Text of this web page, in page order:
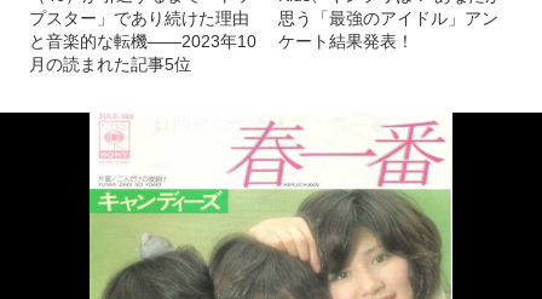
プスター」であり続けた理由
と音楽的な転機――2023年10
月の読まれた記事5位
思う「最強のアイドル」アン
ケート結果発表！